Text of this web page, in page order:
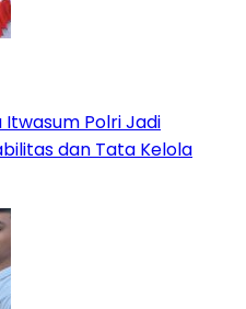
Itwasum Polri Jadi
dan Tata Kelola